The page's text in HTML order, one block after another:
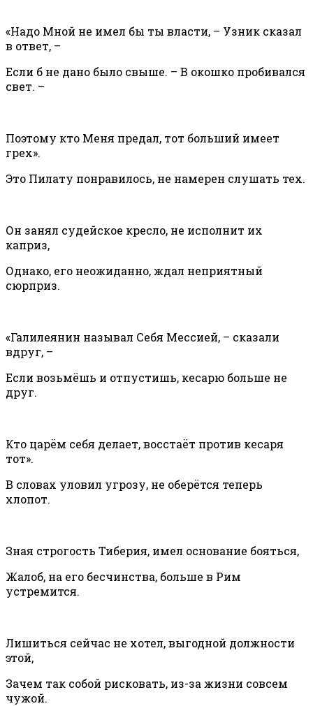
«Надо Мной не имел бы ты власти, – Узник сказал
в ответ, –
Если б не дано было свыше. – В окошко пробивался
свет. –
Поэтому кто Меня предал, тот больший имеет
грех».
Это Пилату понравилось, не намерен слушать тех.
Он занял судейское кресло, не исполнит их
каприз,
Однако, его неожиданно, ждал неприятный
сюрприз.
«Галилеянин называл Себя Мессией, – сказали
вдруг, –
Если возьмёшь и отпустишь, кесарю больше не
друг.
Кто царём себя делает, восстаёт против кесаря
тот».
В словах уловил угрозу, не оберётся теперь
хлопот.
Зная строгость Тиберия, имел основание бояться,
Жалоб, на его бесчинства, больше в Рим
устремится.
Лишиться сейчас не хотел, выгодной должности
этой,
Зачем так собой рисковать, из-за жизни совсем
чужой.